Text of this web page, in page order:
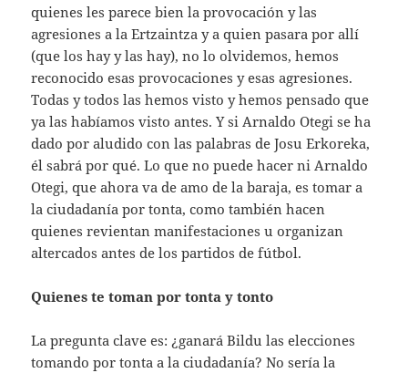
quienes les parece bien la provocación y las
agresiones a la Ertzaintza y a quien pasara por allí
(que los hay y las hay), no lo olvidemos, hemos
reconocido esas provocaciones y esas agresiones.
Todas y todos las hemos visto y hemos pensado que
ya las habíamos visto antes. Y si Arnaldo Otegi se ha
dado por aludido con las palabras de Josu Erkoreka,
él sabrá por qué. Lo que no puede hacer ni Arnaldo
Otegi, que ahora va de amo de la baraja, es tomar a
la ciudadanía por tonta, como también hacen
quienes revientan manifestaciones u organizan
altercados antes de los partidos de fútbol.
Quienes te toman por tonta y tonto
La pregunta clave es: ¿ganará Bildu las elecciones
tomando por tonta a la ciudadanía? No sería la